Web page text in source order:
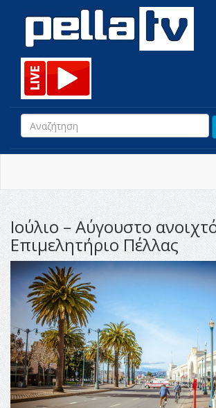
Ιούλιο – Αύγουστο
Επιμελητήριο Πέλλας